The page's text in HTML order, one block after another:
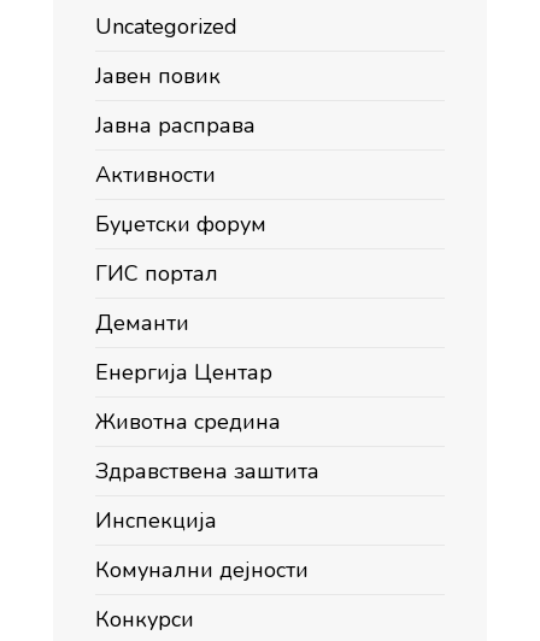
Uncategorized
Јавен повик
Јавна расправа
Активности
Буџетски форум
ГИС портал
Деманти
Енергија Центар
Животна средина
Здравствена заштита
Инспекција
Комунални дејности
Конкурси